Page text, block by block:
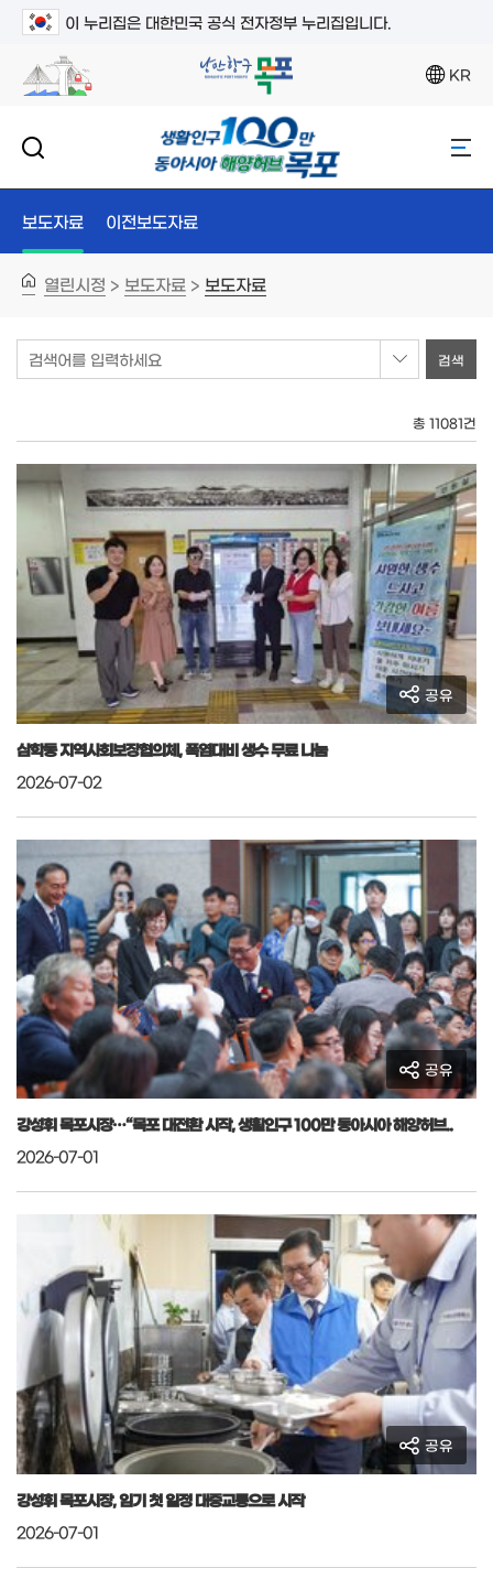
이 누리집은 대한민국 공식 전자정부 누리집입니다.
KR
보도자료 이전보도자료
열린시정 > 보도자료 > 보도자료
검색어를 입력하세요
총 11081건
공유
삼학동 지역사회보장협의체, 폭염대비 생수 무료 나눔
2026-07-02
공유
강성휘 목포시장…“목포 대전환 시작, 생활인구 100만 동아시아 해양허브..
2026-07-01
공유
강성휘 목포시장, 임기 첫 일정 대중교통으로 시작
2026-07-01